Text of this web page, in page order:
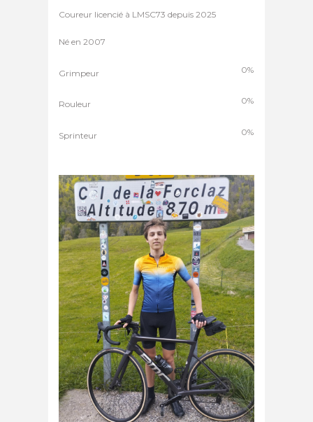
Coureur licencié à LMSC73 depuis 2025
Né en 2007
Grimpeur 0%
Rouleur 0%
Sprinteur 0%